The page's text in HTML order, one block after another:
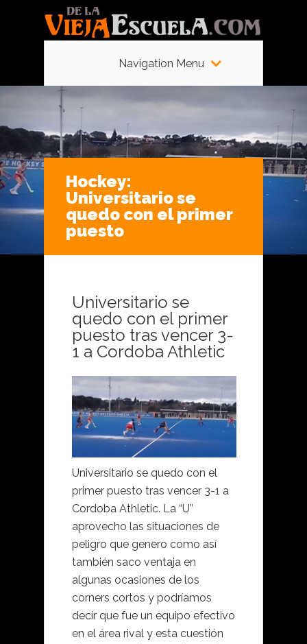
Navigation Menu
Hockey:
Universitario se
quedo con el primer
puesto
Universitario se
quedo con el primer
puesto tras vencer 3-
1 a Cordoba Athletic
Universitario se quedo con el
primer puesto tras vencer 3-1 a
Cordoba Athletic. La “U”
aprovecho las situaciones de
peligro que genero como así
también saco ventaja en
algunas ocasiones de los
corners cortos y podríamos
decir que fue un equipo efectivo
en el área rival y esta cuestión